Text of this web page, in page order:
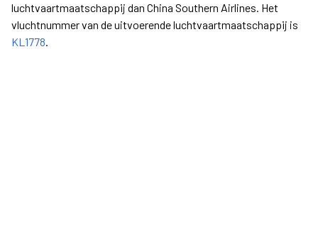
luchtvaartmaatschappij dan China Southern Airlines. Het
vluchtnummer van de uitvoerende luchtvaartmaatschappij is
KL1778.